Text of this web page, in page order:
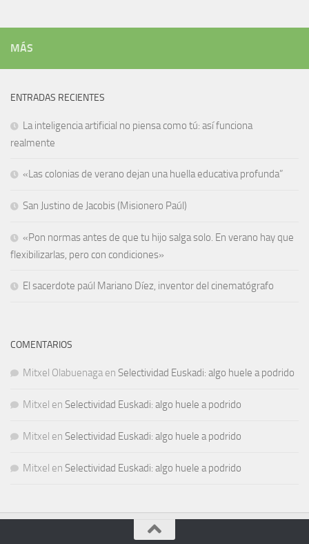
MÁS
ENTRADAS RECIENTES
La inteligencia artificial no piensa como tú: así funciona
realmente
«Las colonias de verano dejan una huella educativa profunda”
San Justino de Jacobis (Misionero Paúl)
«Pon normas antes de que tu hijo salga solo. En verano hay que
flexibilizarlas, pero con condiciones»
El sacerdote paúl Mariano Díez, inventor del cinematógrafo
COMENTARIOS
Mitxel Olabuenaga en Selectividad Euskadi: algo huele a podrido
Mitxel en Selectividad Euskadi: algo huele a podrido
Mitxel en Selectividad Euskadi: algo huele a podrido
Mitxel en Selectividad Euskadi: algo huele a podrido